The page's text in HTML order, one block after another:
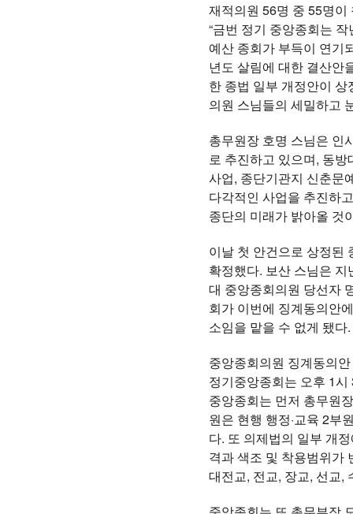
재적의원 56명 중 55명
“금번 정기 중앙종회는
예산 종회가 부득이 연기
년도 살림에 대한 결산안
한 종법 일부 개정안이
의원 스님들의 세밀하고
총무원장 호명 스님은 인
로 추진하고 있으며, 동
사업, 종단기관지 신춘문
다각적인 사업을 추진하
종단의 미래가 밝아올 것
이날 첫 안건으로 상정된
확정했다. 보산 스님은
대 중앙종회의원 당선자
회가 이번에 징계동의안
소임을 맡을 수 없게 됐다.
중앙종회의원 징계동의
정기중앙종회는 오후 1
중앙종회는 먼저 총무원
원은 현행 행정·교육 2부
다. 또 의제법의 일부 개
격과 색조 및 착용범위가
대전교, 전교, 장교, 선교,